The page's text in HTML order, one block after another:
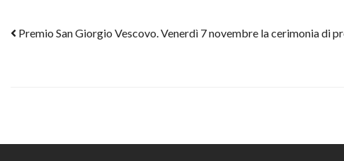
Post navigation
Premio San Giorgio Vescovo. Venerdì 7 novembre la cerimonia di